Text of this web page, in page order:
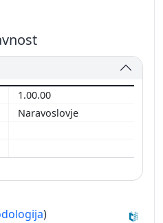
1.00.00
Naravoslovje
)